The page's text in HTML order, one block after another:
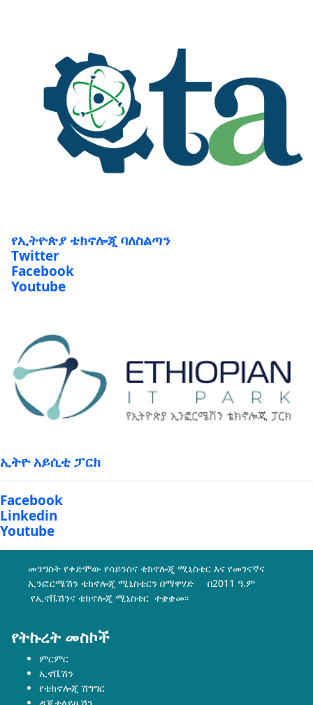
የኢትዮጵያ ቴክኖሎጂ ባለስልጣን
Twitter
Facebook
Youtube
ኢትዮ አይሲቲ ፓርክ
Facebook
Linkedin
Youtube
መንግስት የቀድሞው የሳይንስና ቴክኖሎጂ ሚኒስቴር እና የመገናኛና
ኢንፎርሜሽን ቴክኖሎጂ ሚኒስቴርን በማዋሃድ በ2011 ዓ.ም
የኢኖቬሽንና ቴክኖሎጂ ሚኒስቴር ተቋቋመ፡፡
የትኩረት መስኮች
ምርምር
ኢኖቬሽን
የቴክኖሎጂ ሽግግር